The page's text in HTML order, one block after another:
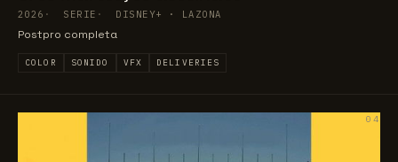
2026 SERIE DISNEY+ · LAZONA
Postpro completa
COLOR SONIDO VFX DELIVERIES
04